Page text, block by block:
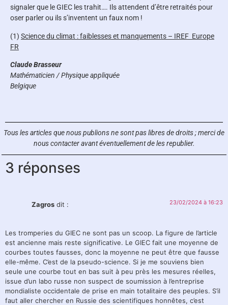
signaler que le GIEC les trahit…. Ils attendent d’être retraités pour
oser parler ou ils s’inventent un faux nom !
(1) Science du climat : faiblesses et manquements – IREF Europe
FR
Claude Brasseur
Mathématicien / Physique appliquée
Belgique
Tous les articles que nous publions ne sont pas libres de droits ;merci de
nous contacter avant éventuellement de les republier.
3 réponses
Zagros dit : 23/02/2024 à 16:23
Les tromperies du GIEC ne sont pas un scoop. La figure de l’article
est ancienne mais reste significative. Le GIEC fait une moyenne de
courbes toutes fausses, donc la moyenne ne peut être que fausse
elle-même. C’est de la pseudo-science. Si je me souviens bien
seule une courbe tout en bas suit à peu près les mesures réelles,
issue d’un labo russe non suspect de soumission à l’entreprise
mondialiste occidentale de prise en main totalitaire des peuples. S’il
faut aller chercher en Russie des scientifiques honnêtes, c’est